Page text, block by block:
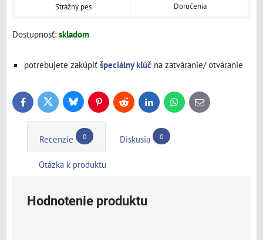
Strážny pes Doručenia
Dostupnosť: skladom
potrebujete zakúpiť špeciálny kľúč na zatváranie/ otváranie
FacebookTwitter BlueskyPinterestReddit LinkedInWhatsApp
E-
mail
Recenzie 0 Diskusia 0
Otázka k produktu
Hodnotenie produktu